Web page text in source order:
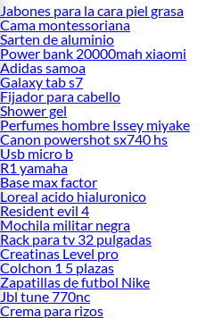
Jabones para la cara piel grasa
Cama montessoriana
Sarten de aluminio
Power bank 20000mah xiaomi
Adidas samoa
Galaxy tab s7
Fijador para cabello
Shower gel
Perfumes hombre Issey miyake
Canon powershot sx740 hs
Usb micro b
R1 yamaha
Base max factor
Loreal acido hialuronico
Resident evil 4
Mochila militar negra
Rack para tv 32 pulgadas
Creatinas Level pro
Colchon 1 5 plazas
Zapatillas de futbol Nike
Jbl tune 770nc
Crema para rizos